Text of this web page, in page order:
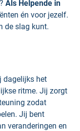
Als Helpende in
én voor jezelf.
de slag kunt.
dagelijks het
ritme. Jij zorgt
zodat
Jij bent
veranderingen en